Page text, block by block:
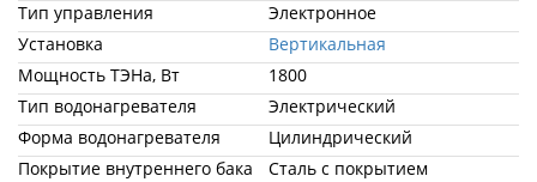
Тип управления
Электронное
Установка
Вертикальная
Мощность ТЭНа, Вт
1800
Тип водонагревателя
Электрический
Форма водонагревателя
Цилиндрический
Покрытие внутреннего бака
Сталь с покрытием